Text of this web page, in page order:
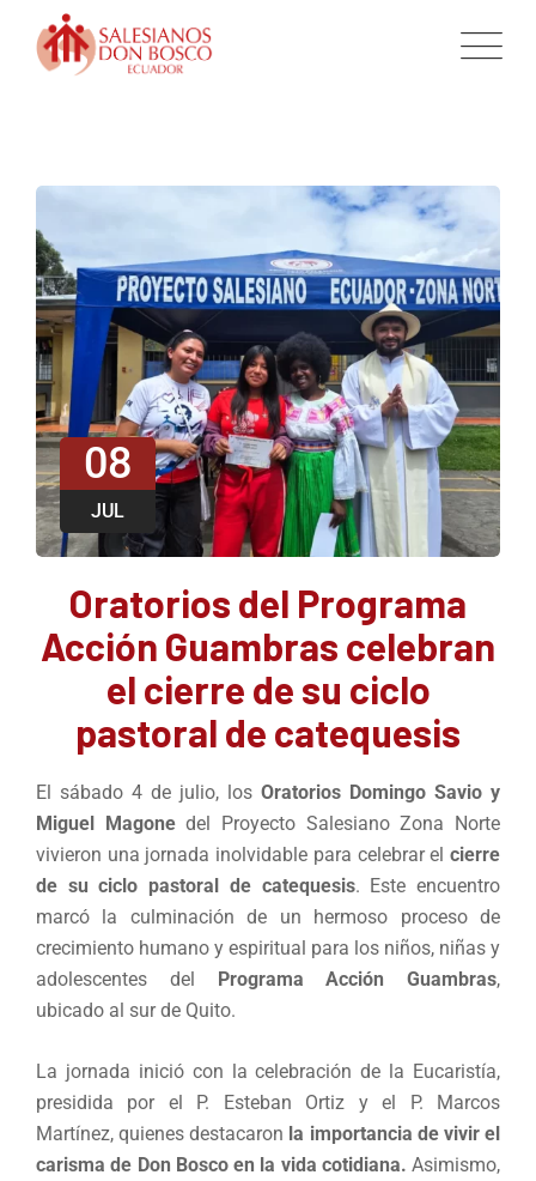
08
JUL
Oratorios del Programa
Acción Guambras celebran
el cierre de su ciclo
pastoral de catequesis
El sábado 4 de julio, los Oratorios Domingo Savio y
Miguel Magonedel Proyecto Salesiano Zona Norte
vivieron una jornada inolvidable para celebrar el cierre
de su ciclo pastoral de catequesis. Este encuentro
marcó la culminación de un hermoso proceso de
crecimiento humano y espiritual para los niños, niñas y
adolescentes del Programa Acción Guambras,
ubicado al sur de Quito.
La jornada inició con la celebración de la Eucaristía,
presidida por el P. Esteban Ortiz y el P. Marcos
Martínez, quienes destacaron la importancia de vivir el
carisma de Don Bosco en la vida cotidiana. Asimismo,